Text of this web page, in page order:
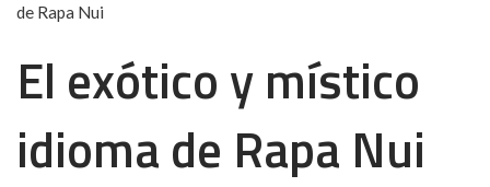
de Rapa Nui
El exótico y místico
idioma de Rapa Nui